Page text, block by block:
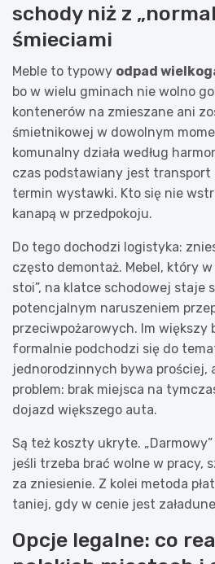
schody niż z
śmieciami
Meble to typowy odpad
bo w wielu gminach nie wolno
kontenerów na zmieszane ani
śmietnikowej w dowolnym
komunalny działa według
czas podstawiany jest
termin wystawki. Kto się nie
kanapą w przedpokoju.
Do tego dochodzi logistyka:
często demontaż. Mebel, który
stoi”, na klatce schodowej staje
potencjalnym naruszeniem
przeciwpożarowych. Im większy
formalnie podchodzi się do
jednorodzinnych bywa prościej,
problem: brak miejsca na
dojazd większego auta.
Są też koszty ukryte.
jeśli trzeba brać wolne w pracy,
za zniesienie. Z kolei metoda
taniej, gdy w cenie jest
Opcje legalne: co